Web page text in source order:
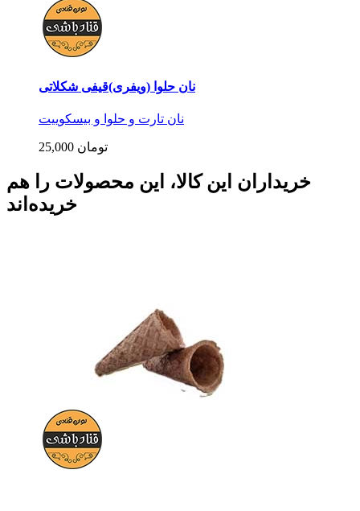
نان حلوا (ویفری)قیفی شکلاتی
نان تارت و حلوا و بیسکوییت
25,000 تومان
خریداران این کالا، این محصولات را هم
خریده‌اند